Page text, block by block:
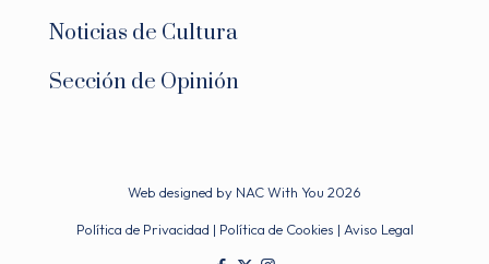
Noticias de Cultura
Sección de Opinión
Web designed by NAC With You 2026
Política de Privacidad | Política de Cookies | Aviso Legal